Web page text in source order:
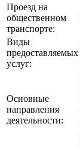
Проезд на
общественном
транспорте:
Виды
предоставляемых
услуг:
Основные
направления
деятельности: